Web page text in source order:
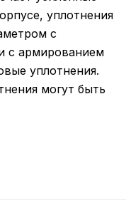
уплотнения
с
с армированием
уплотнения.
могут быть